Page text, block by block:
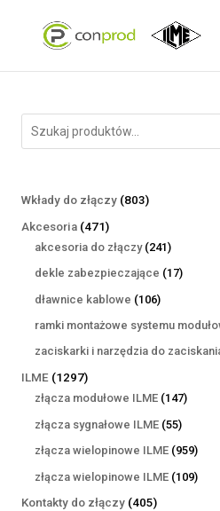
Wkłady do złączy 803803
Akcesoria 471471
produktów
akcesoria do złączy 241241
produktów
dekle zabezpieczające 1717
dławnice kablowe 106106
produktów
ramki montażowe systemu
zaciskarki i narzędzia do
ILME 12971297
produktów
złącza modułowe ILME 147147
złącza sygnałowe ILME 5555
złącza wielopinowe ILME 959959
złącza wielopinowe ILME 109109
Kontakty do złączy 405405